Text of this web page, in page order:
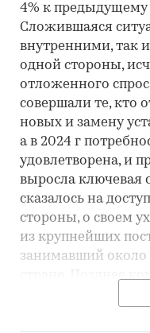
4% к предыдущему
Сложившаяся
внутренними, так
одной стороны,
отложенного
совершали те, кто
новых и замену
а в 2024 г
удовлетворена, и
выросла ключевая
сказалось на
стороны, о своем
из крупнейших
занимавший около
новым брендом